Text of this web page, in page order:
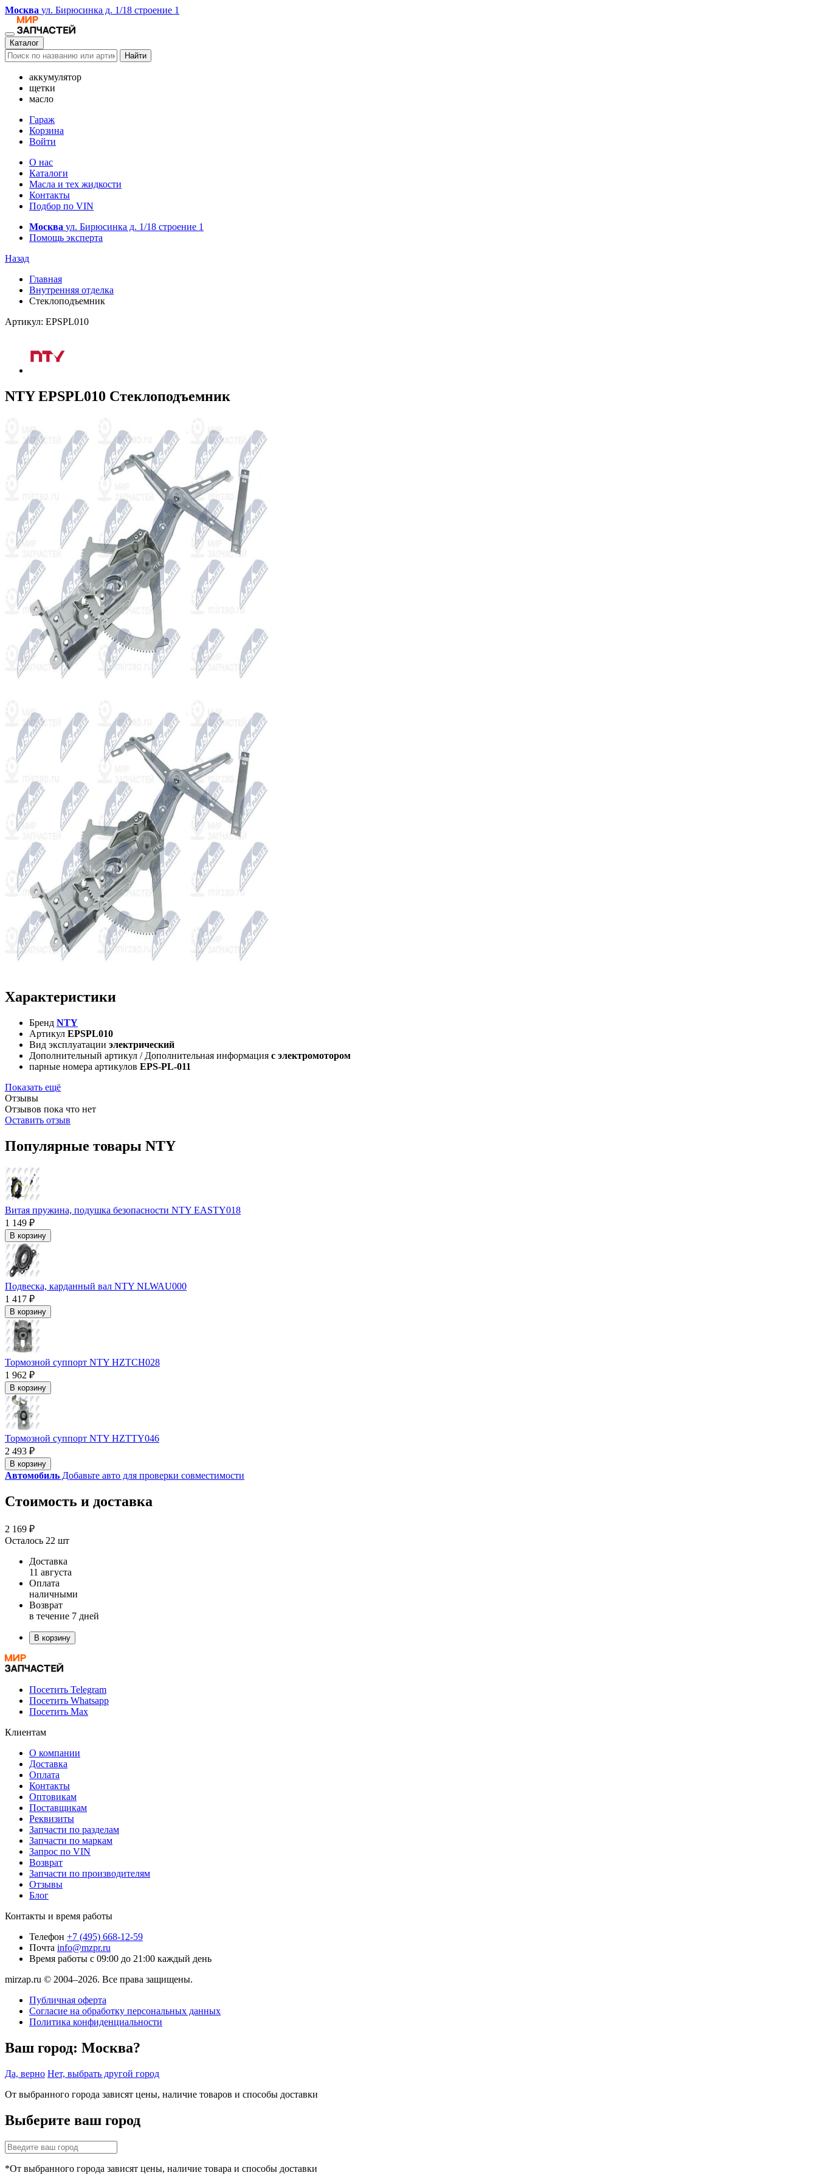
Москва ул. Бирюсинка д. 1/18 строение 1
Каталог
Найти
аккумулятор
щетки
масло
Гараж
Корзина
Войти
О нас
Каталоги
Масла и тех жидкости
Контакты
Подбор по VIN
Москва ул. Бирюсинка д. 1/18 строение 1
Помощь эксперта
Назад
Главная
Внутренняя отделка
Стеклоподъемник
Артикул: EPSPL010
NTY EPSPL010 Стеклоподъемник
Характеристики
Бренд NTY
Артикул EPSPL010
Вид эксплуатации электрический
Дополнительный артикул / Дополнительная информация с электромотором
парные номера артикулов EPS-PL-011
Показать ещё
Отзывы
Отзывов пока что нет
Оставить отзыв
Популярные товары NTY
Витая пружина, подушка безопасности NTY EASTY018
1 149 ₽
В корзину
Подвеска, карданный вал NTY NLWAU000
1 417 ₽
В корзину
Тормозной суппорт NTY HZTCH028
1 962 ₽
В корзину
Тормозной суппорт NTY HZTTY046
2 493 ₽
В корзину
Автомобиль Добавьте авто для проверки совместимости
Стоимость и доставка
2 169 ₽
Осталось 22 шт
Доставка
11 августа
Оплата
наличными
Возврат
в течение 7 дней
В корзину
Посетить Telegram
Посетить Whatsapp
Посетить Max
Клиентам
О компании
Доставка
Оплата
Контакты
Оптовикам
Поставщикам
Реквизиты
Запчасти по разделам
Запчасти по маркам
Запрос по VIN
Возврат
Запчасти по производителям
Отзывы
Блог
Контакты и время работы
Телефон +7 (495) 668-12-59
Почта info@mzpr.ru
Время работы с 09:00 до 21:00 каждый день
mirzap.ru © 2004–2026. Все права защищены.
Публичная оферта
Согласие на обработку персональных данных
Политика конфиденциальности
Ваш город: Москва?
Да, верно Нет, выбрать другой город
От выбранного города зависят цены, наличие товаров и способы доставки
Выберите ваш город
*От выбранного города зависят цены, наличие товара и способы доставки